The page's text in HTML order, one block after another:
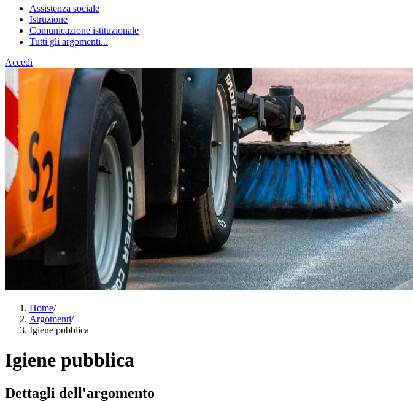
Assistenza sociale
Istruzione
Comunicazione istituzionale
Tutti gli argomenti...
Accedi
Home/
Argomenti/
Igiene pubblica
Igiene pubblica
Dettagli dell'argomento